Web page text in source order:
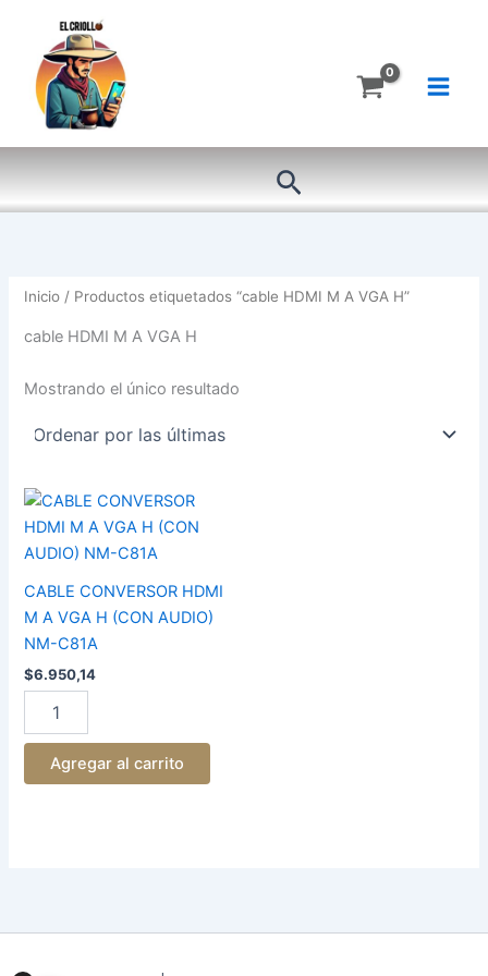
contenido
Buscar
Inicio / Productos etiquetados “cable HDMI M A VGA H”
cable HDMI M A VGA H
Mostrando el único resultado
CABLE CONVERSOR HDMI
M A VGA H (CON AUDIO)
NM-C81A
$6.950,14
CABLE
CONVERSOR
M
A
H
(CON
AUDIO)
NM-
C81A
cantidad
Agregar al carrito